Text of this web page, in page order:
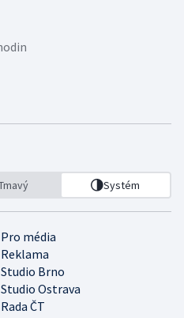
Systém
Pro média
Reklama
Studio Brno
Studio Ostrava
Rada ČT